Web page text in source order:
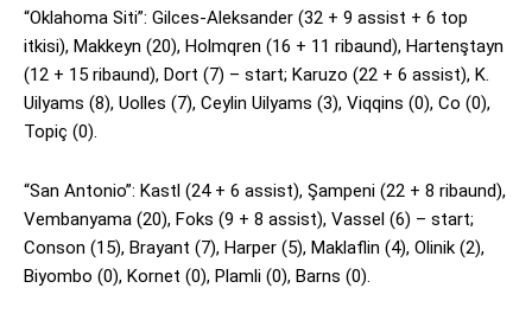
“Oklahoma Siti”: Gilces-Aleksander (32 + 9 assist + 6 top
itkisi), Makkeyn (20), Holmqren (16 + 11 ribaund), Hartenştayn
(12 + 15 ribaund), Dort (7) – start; Karuzo (22 + 6 assist), K.
Uilyams (8), Uolles (7), Ceylin Uilyams (3), Viqqins (0), Co (0),
Topiç (0).
“San Antonio”: Kastl (24 + 6 assist), Şampeni (22 + 8 ribaund),
Vembanyama (20), Foks (9 + 8 assist), Vassel (6) – start;
Conson (15), Brayant (7), Harper (5), Maklaflin (4), Olinik (2),
Biyombo (0), Kornet (0), Plamli (0), Barns (0).